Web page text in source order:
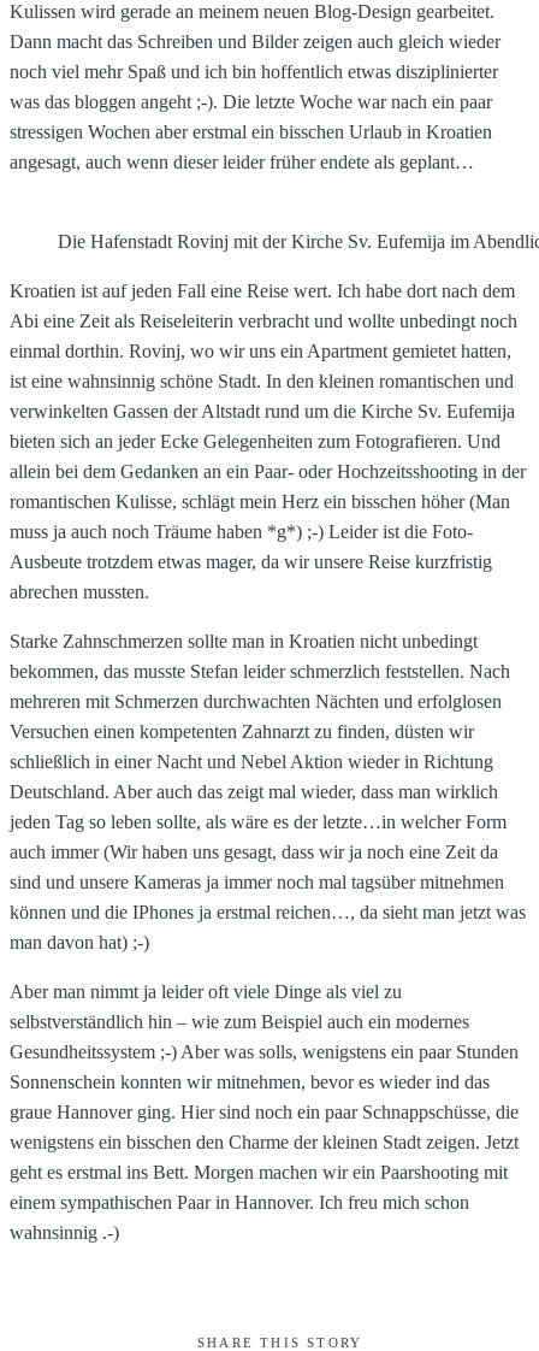
Kulissen wird gerade an meinem neuen Blog-Design gearbeitet.
Dann macht das Schreiben und Bilder zeigen auch gleich wieder
noch viel mehr Spaß und ich bin hoffentlich etwas disziplinierter
was das bloggen angeht ;-). Die letzte Woche war nach ein paar
stressigen Wochen aber erstmal ein bisschen Urlaub in Kroatien
angesagt, auch wenn dieser leider früher endete als geplant…
Die Hafenstadt Rovinj mit der Kirche Sv. Eufemija im
Kroatien ist auf jeden Fall eine Reise wert. Ich habe dort nach dem
Abi eine Zeit als Reiseleiterin verbracht und wollte unbedingt noch
einmal dorthin. Rovinj, wo wir uns ein Apartment gemietet hatten,
ist eine wahnsinnig schöne Stadt. In den kleinen romantischen und
verwinkelten Gassen der Altstadt rund um die Kirche Sv. Eufemija
bieten sich an jeder Ecke Gelegenheiten zum Fotografieren. Und
allein bei dem Gedanken an ein Paar- oder Hochzeitsshooting in der
romantischen Kulisse, schlägt mein Herz ein bisschen höher (Man
muss ja auch noch Träume haben *g*) ;-) Leider ist die Foto-
Ausbeute trotzdem etwas mager, da wir unsere Reise kurzfristig
abrechen mussten.
Starke Zahnschmerzen sollte man in Kroatien nicht unbedingt
bekommen, das musste Stefan leider schmerzlich feststellen. Nach
mehreren mit Schmerzen durchwachten Nächten und erfolglosen
Versuchen einen kompetenten Zahnarzt zu finden, düsten wir
schließlich in einer Nacht und Nebel Aktion wieder in Richtung
Deutschland. Aber auch das zeigt mal wieder, dass man wirklich
jeden Tag so leben sollte, als wäre es der letzte…in welcher Form
auch immer (Wir haben uns gesagt, dass wir ja noch eine Zeit da
sind und unsere Kameras ja immer noch mal tagsüber mitnehmen
können und die IPhones ja erstmal reichen…, da sieht man jetzt was
man davon hat) ;-)
Aber man nimmt ja leider oft viele Dinge als viel zu
selbstverständlich hin – wie zum Beispiel auch ein modernes
Gesundheitssystem ;-) Aber was solls, wenigstens ein paar Stunden
Sonnenschein konnten wir mitnehmen, bevor es wieder ind das
graue Hannover ging. Hier sind noch ein paar Schnappschüsse, die
wenigstens ein bisschen den Charme der kleinen Stadt zeigen. Jetzt
geht es erstmal ins Bett. Morgen machen wir ein Paarshooting mit
einem sympathischen Paar in Hannover. Ich freu mich schon
wahnsinnig .-)
SHARE THIS STORY